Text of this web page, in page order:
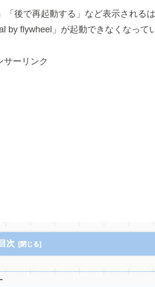
後で再起動する」など表示されるは
by flywheel」が起動できなくなって
サーリンク
次